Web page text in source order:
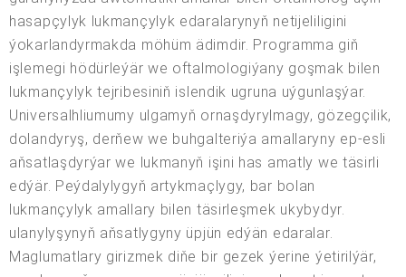
hasapçylyk lukmançylyk edaralarynyň netijeliligini
ýokarlandyrmakda möhüm ädimdir. Programma giň
işlemegi hödürleýär we oftalmologiýany goşmak bilen
lukmançylyk tejribesiniň islendik ugruna uýgunlaşýar.
Universalhliumumy ulgamyň ornaşdyrylmagy, gözegçilik,
dolandyryş, derňew we buhgalteriýa amallaryny ep-esli
aňsatlaşdyrýar we lukmanyň işini has amatly we täsirli
edýär. Peýdalylygyň artykmaçlygy, bar bolan
lukmançylyk amallary bilen täsirleşmek ukybydyr.
ulanylyşynyň aňsatlygyny üpjün edýän edaralar.
Maglumatlary girizmek diňe bir gezek ýerine ýetirilýär,